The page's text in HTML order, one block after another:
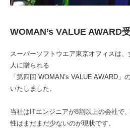
WOMAN’s VALUE AWARD
スーパーソフトウエア東京オフィスは
人に贈られる
「第四回 WOMAN’s VALUE AWARD
いたしました。
当社はITエンジニアが8割以上の会社で
性はまだまだ少ないのが現状です。